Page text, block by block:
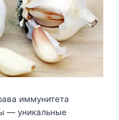
иммунитета
— уникальные